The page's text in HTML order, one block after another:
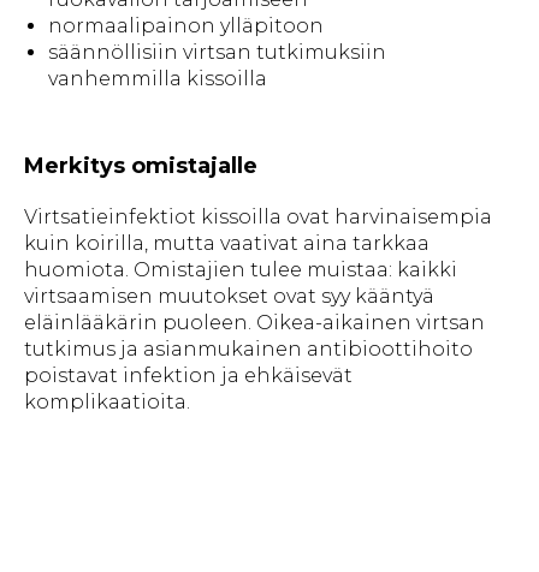
normaalipainon ylläpitoon
säännöllisiin virtsan tutkimuksiin
vanhemmilla kissoilla
Merkitys omistajalle
Virtsatieinfektiot kissoilla ovat harvinaisempia
kuin koirilla, mutta vaativat aina tarkkaa
huomiota. Omistajien tulee muistaa: kaikki
virtsaamisen muutokset ovat syy kääntyä
eläinlääkärin puoleen. Oikea-aikainen virtsan
tutkimus ja asianmukainen antibioottihoito
poistavat infektion ja ehkäisevät
komplikaatioita.